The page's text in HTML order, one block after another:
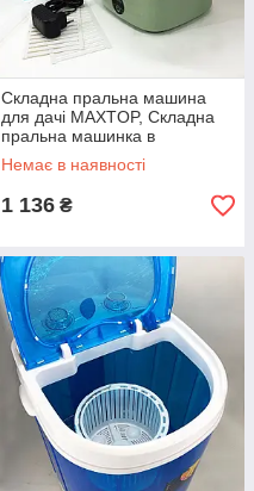
Складна пральна машина
для дачі MAXTOP, Складна
пральна машинка в
приватний будинок FN-41
Немає в наявності
1 136 ₴